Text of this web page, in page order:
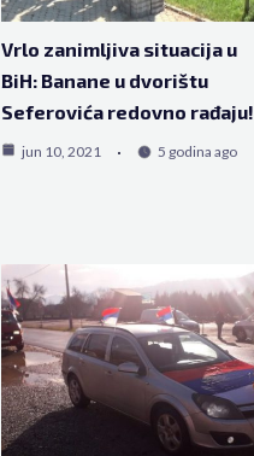
Vrlo zanimljiva situacija u
BiH: Banane u dvorištu
Seferovića redovno rađaju!
jun 10, 2021 5 godina ago